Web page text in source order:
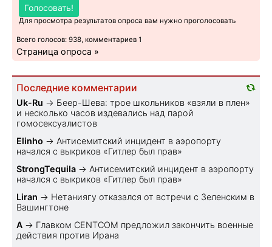
Голосовать!
Для просмотра результатов опроса вам нужно проголосовать
Всего голосов: 938, комментариев 1
Страница опроса »
Последние комментарии
Uk-Ru → Беер-Шева: трое школьников «взяли в плен»
и несколько часов издевались над парой
гомосексуалистов
Elinho → Антисемитский инцидент в аэропорту
начался с выкриков «Гитлер был прав»
StrongTequila → Антисемитский инцидент в аэропорту
начался с выкриков «Гитлер был прав»
Liran → Нетаниягу отказался от встречи с Зеленским в
Вашингтоне
A → Главком CENTCOM предложил закончить военные
действия против Ирана